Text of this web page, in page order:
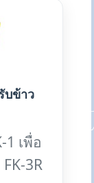
บข้าว
เพื่อ
3R